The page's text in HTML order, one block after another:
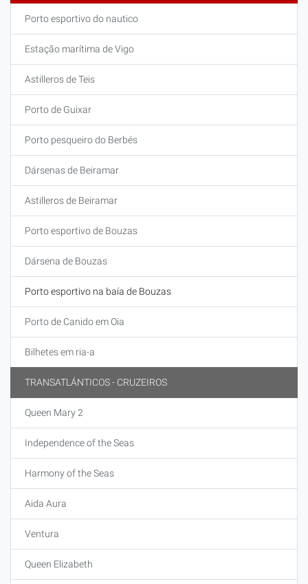
Porto esportivo do nautico
Estação marítima de Vigo
Astilleros de Teis
Porto de Guixar
Porto pesqueiro do Berbés
Dársenas de Beiramar
Astilleros de Beiramar
Porto esportivo de Bouzas
Dársena de Bouzas
Porto esportivo na baía de Bouzas
Porto de Canido em Oia
Bilhetes em ria-a
TRANSATLÁNTICOS - CRUZEIROS
Queen Mary 2
Independence of the Seas
Harmony of the Seas
Aida Aura
Ventura
Queen Elizabeth